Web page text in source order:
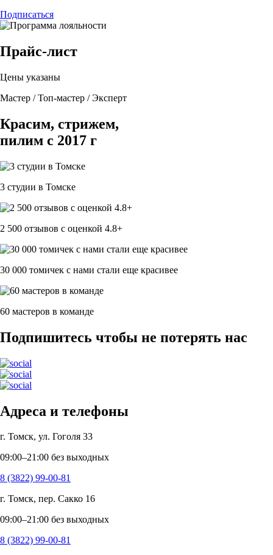
Подписаться
Прайс-лист
Цены указаны
Мастер / Топ-мастер / Эксперт
Красим, стрижем,
пилим с 2017 г
3 студии в Томске
2 500 отзывов c оценкой 4.8+
30 000 томичек с нами стали еще красивее
60 мастеров в команде
Подпишитесь чтобы не потерять нас
Адреса и телефоны
г. Томск, ул. Гоголя 33
09:00–21:00 без выходных
8 (3822) 99-00-81
г. Томск, пер. Сакко 16
09:00–21:00 без выходных
8 (3822) 99-00-81